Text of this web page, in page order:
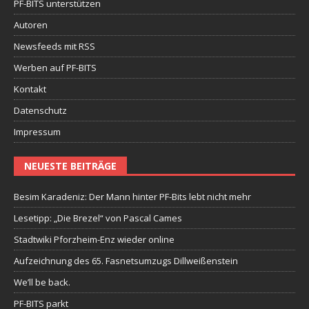
PF-BITS unterstützen
Autoren
Newsfeeds mit RSS
Werben auf PF-BITS
Kontakt
Datenschutz
Impressum
NEUESTE BEITRÄGE
Besim Karadeniz: Der Mann hinter PF-Bits lebt nicht mehr
Lesetipp: „Die Brezel“ von Pascal Cames
Stadtwiki Pforzheim-Enz wieder online
Aufzeichnung des 65. Fasnetsumzugs Dillweißenstein
We’ll be back.
PF-BITS parkt